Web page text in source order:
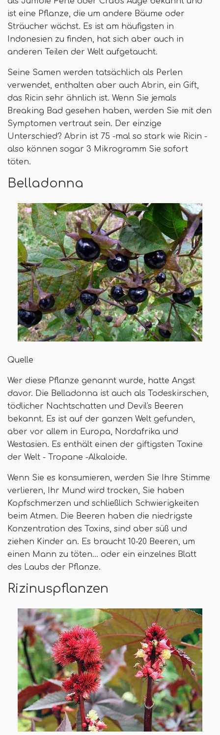
ist eine Pflanze, die um andere Bäume oder
Sträucher wächst. Es ist am häufigsten in
Indonesien zu finden, hat sich aber auch in
anderen Teilen der Welt aufgetaucht.
Seine Samen werden tatsächlich als Perlen
verwendet, enthalten aber auch Abrin, ein Gift,
das Ricin sehr ähnlich ist. Wenn Sie jemals
Breaking Bad gesehen haben, werden Sie mit den
Symptomen vertraut sein. Der einzige
Unterschied? Abrin ist 75 -mal so stark wie Ricin -
also können sogar 3 Mikrogramm Sie sofort
töten.
Belladonna
Quelle
Wer diese Pflanze genannt wurde, hatte Angst
davor. Die Belladonna ist auch als Todeskirschen,
tödlicher Nachtschatten und Devil's Beeren
bekannt. Es ist auf der ganzen Welt gefunden,
aber vor allem in Europa, Nordafrika und
Westasien. Es enthält einen der giftigsten Toxine
der Welt - Tropane -Alkaloide.
Wenn Sie es konsumieren, werden Sie Ihre Stimme
verlieren, Ihr Mund wird trocken, Sie haben
Kopfschmerzen und schließlich Schwierigkeiten
beim Atmen. Die Beeren haben die niedrigste
Konzentration des Toxins, sind aber süß und
ziehen Kinder an. Es braucht 10-20 Beeren, um
einen Mann zu töten… oder ein einzelnes Blatt
des Laubs der Pflanze.
Rizinuspflanzen